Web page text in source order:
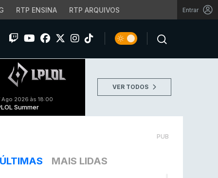
RTP ENSINA RTP ARQUIVOS Entrar
Ago 2026 às 18:00
Summer
VER TODOS
PUB
ÚLTIMAS MAIS LIDAS